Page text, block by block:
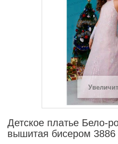
Детское платье Бело-
вышитая бисером 3886